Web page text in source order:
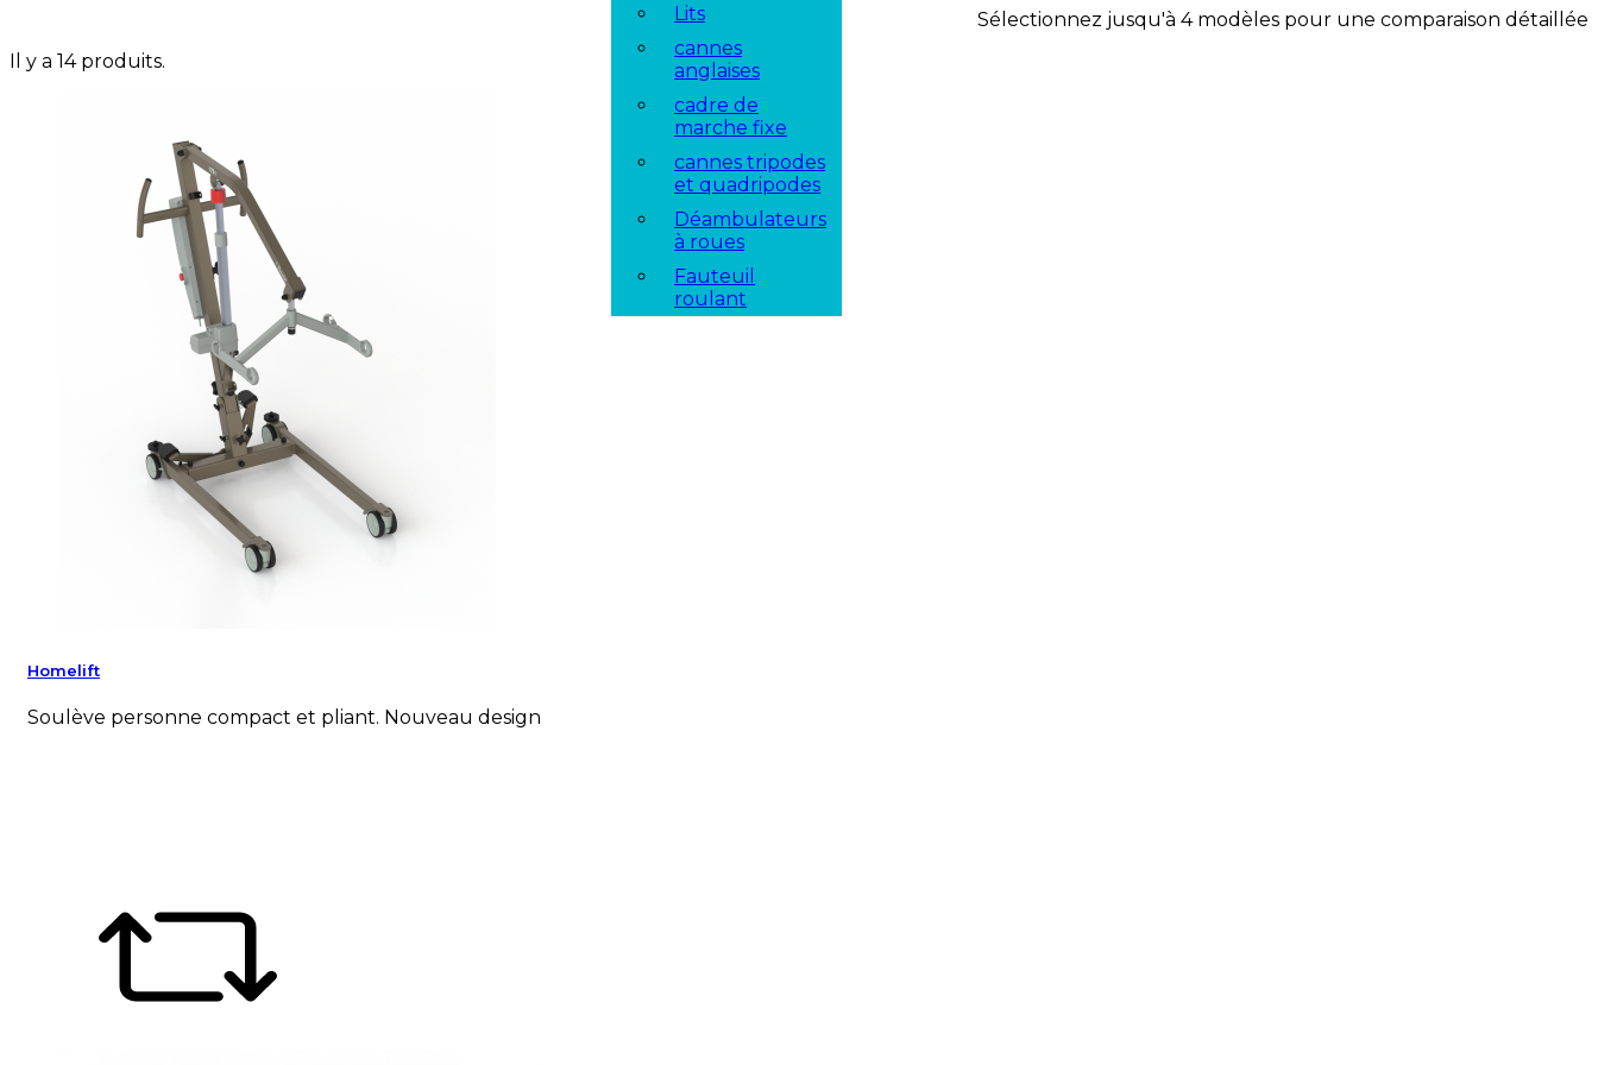
Lits
cannes
anglaises
cadre de
marche fixe
cannes tripodes
et quadripodes
Déambulateurs
à roues
Fauteuil
roulant
Sélectionnez jusqu'à 4 modèles pour une comparaison détaillée
Il y a 14 produits.
Homelift
Soulève personne compact et pliant. Nouveau design